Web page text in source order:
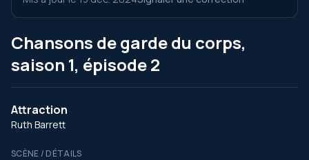
Chansons de garde du corps,
saison 1, épisode 2
Attraction
Ruth Barrett
SCÈNE / DÉTAILS